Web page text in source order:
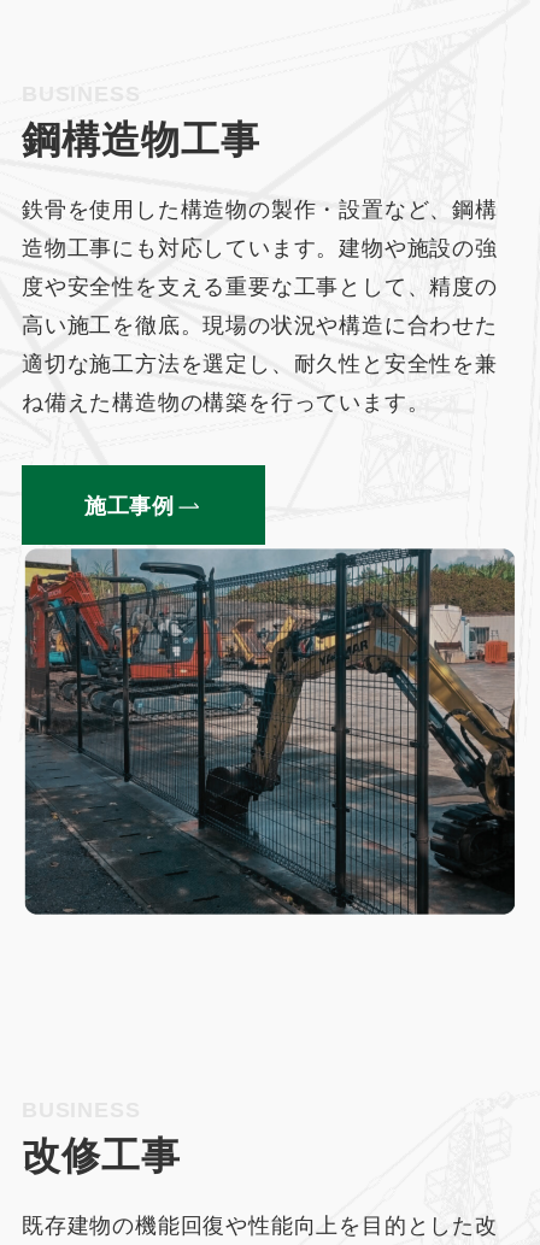
鋼構造物工事
鉄骨を使用した構造物の製作・設置など、鋼構
造物工事にも対応しています。建物や施設の強
度や安全性を支える重要な工事として、精度の
高い施工を徹底。現場の状況や構造に合わせた
適切な施工方法を選定し、耐久性と安全性を兼
ね備えた構造物の構築を行っています。
施工事例
改修工事
既存建物の機能回復や性能向上を目的とした改